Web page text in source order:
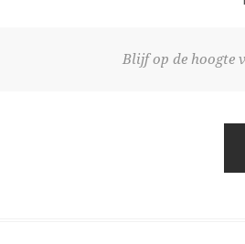
Blijf op de hoogte